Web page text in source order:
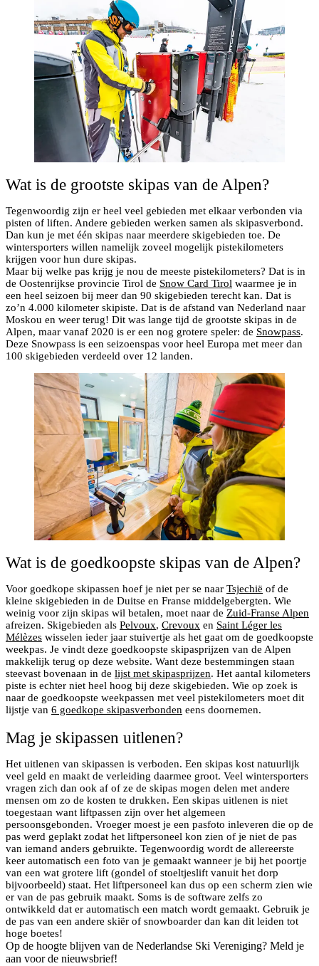
Wat is de grootste skipas van de Alpen?
Tegenwoordig zijn er heel veel gebieden met elkaar verbonden via
pisten of liften. Andere gebieden werken samen als skipasverbond.
Dan kun je met één skipas naar meerdere skigebieden toe. De
wintersporters willen namelijk zoveel mogelijk pistekilometers
krijgen voor hun dure skipas.
Maar bij welke pas krijg je nou de meeste pistekilometers? Dat is in
de Oostenrijkse provincie Tirol de Snow Card Tirol waarmee je in
een heel seizoen bij meer dan 90 skigebieden terecht kan. Dat is
zo’n 4.000 kilometer skipiste. Dat is de afstand van Nederland naar
Moskou en weer terug! Dit was lange tijd de grootste skipas in de
Alpen, maar vanaf 2020 is er een nog grotere speler: de Snowpass.
Deze Snowpass is een seizoenspas voor heel Europa met meer dan
100 skigebieden verdeeld over 12 landen.
Wat is de goedkoopste skipas van de Alpen?
Voor goedkope skipassen hoef je niet per se naar Tsjechië of de
kleine skigebieden in de Duitse en Franse middelgebergten. Wie
weinig voor zijn skipas wil betalen, moet naar de Zuid-Franse Alpen
afreizen. Skigebieden als Pelvoux, Crevoux en Saint Léger les
Mélèzes wisselen ieder jaar stuivertje als het gaat om de goedkoopste
weekpas. Je vindt deze goedkoopste skipasprijzen van de Alpen
makkelijk terug op deze website. Want deze bestemmingen staan
steevast bovenaan in de lijst met skipasprijzen. Het aantal kilometers
piste is echter niet heel hoog bij deze skigebieden. Wie op zoek is
naar de goedkoopste weekpassen met veel pistekilometers moet dit
lijstje van 6 goedkope skipasverbonden eens doornemen.
Mag je skipassen uitlenen?
Het uitlenen van skipassen is verboden. Een skipas kost natuurlijk
veel geld en maakt de verleiding daarmee groot. Veel wintersporters
vragen zich dan ook af of ze de skipas mogen delen met andere
mensen om zo de kosten te drukken. Een skipas uitlenen is niet
toegestaan want liftpassen zijn over het algemeen
persoonsgebonden. Vroeger moest je een pasfoto inleveren die op de
pas werd geplakt zodat het liftpersoneel kon zien of je niet de pas
van iemand anders gebruikte. Tegenwoordig wordt de allereerste
keer automatisch een foto van je gemaakt wanneer je bij het poortje
van een wat grotere lift (gondel of stoeltjeslift vanuit het dorp
bijvoorbeeld) staat. Het liftpersoneel kan dus op een scherm zien wie
er van de pas gebruik maakt. Soms is de software zelfs zo
ontwikkeld dat er automatisch een match wordt gemaakt. Gebruik je
de pas van een andere skiër of snowboarder dan kan dit leiden tot
hoge boetes!
Op de hoogte blijven van de Nederlandse Ski Vereniging? Meld je
aan voor de nieuwsbrief!